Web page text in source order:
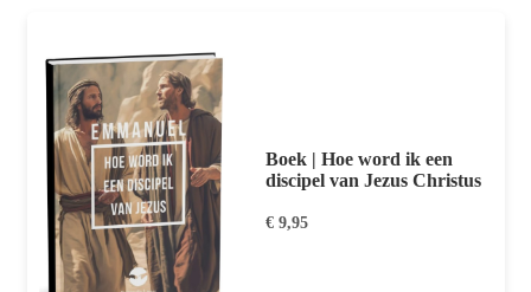
Boek | Hoe word ik een
discipel van Jezus Christus
€ 9,95